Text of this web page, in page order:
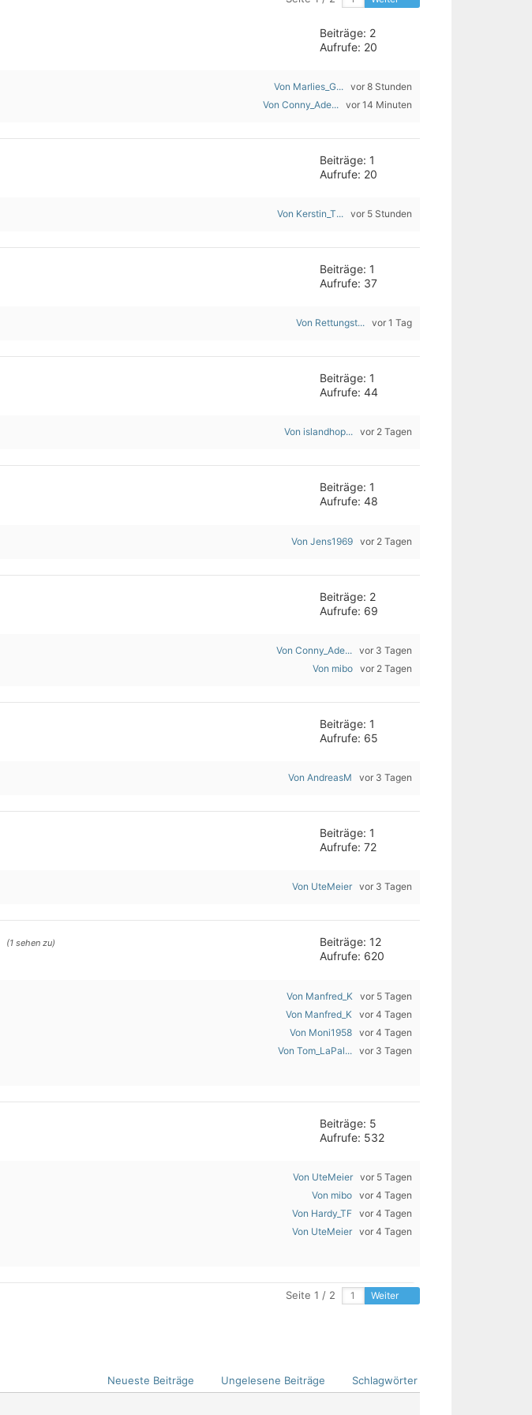
Beiträge: 2
Aufrufe: 20
Von Marlies_G... vor 8 Stunden
Von Conny_Ade... vor 14 Minuten
Beiträge: 1
Aufrufe: 20
Von Kerstin_T... vor 5 Stunden
Beiträge: 1
Aufrufe: 37
Von Rettungst... vor 1 Tag
Beiträge: 1
Aufrufe: 44
Von islandhop... vor 2 Tagen
Beiträge: 1
Aufrufe: 48
Von Jens1969 vor 2 Tagen
Beiträge: 2
Aufrufe: 69
Von Conny_Ade... vor 3 Tagen
Von mibo vor 2 Tagen
Beiträge: 1
Aufrufe: 65
Von AndreasM vor 3 Tagen
Beiträge: 1
Aufrufe: 72
Von UteMeier vor 3 Tagen
(1 sehen zu)
Beiträge: 12
Aufrufe: 620
Von Manfred_K vor 5 Tagen
Von Manfred_K vor 4 Tagen
Von Moni1958 vor 4 Tagen
Von Tom_LaPal... vor 3 Tagen
Beiträge: 5
Aufrufe: 532
Von UteMeier vor 5 Tagen
Von mibo vor 4 Tagen
Von Hardy_TF vor 4 Tagen
Von UteMeier vor 4 Tagen
Seite 1 / 2 Weiter
Neueste Beiträge Ungelesene Beiträge Schlagwörter